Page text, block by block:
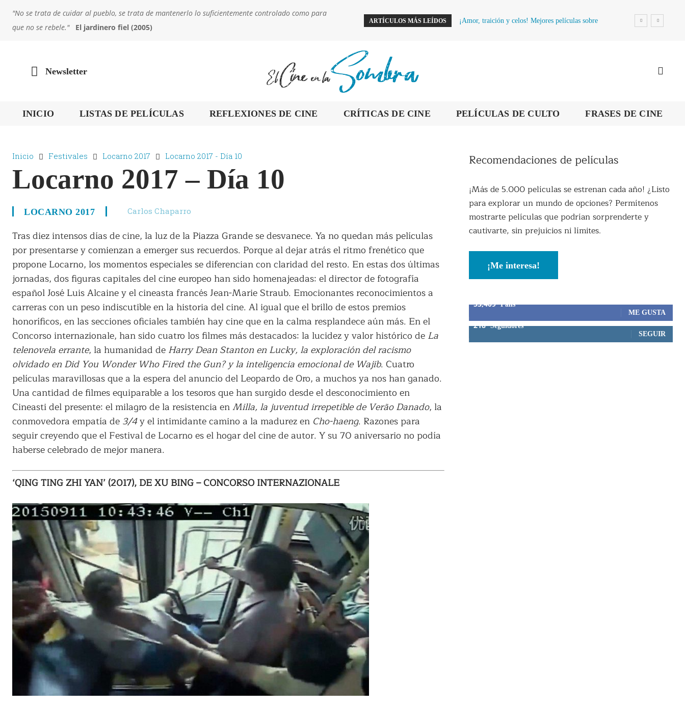
"No se trata de cuidar al pueblo, se trata de mantenerlo lo suficientemente controlado como para
que no se rebele."
El jardinero fiel (2005)
ARTÍCULOS MÁS LEÍDOS
¡Amor, traición y celos! Mejores películas sobre
Newsletter
INICIO LISTAS DE PELÍCULAS REFLEXIONES DE CINE CRÍTICAS DE CINE PELÍCULAS DE CULTO FRASES DE CINE
Inicio Festivales Locarno 2017 Locarno 2017 - Día 10
Locarno 2017 – Día 10
LOCARNO 2017 Carlos Chaparro
Tras diez intensos días de cine, la luz de la Piazza Grande se desvanece. Ya no quedan más películas
por presentarse y comienzan a emerger sus recuerdos. Porque al dejar atrás el ritmo frenético que
propone Locarno, los momentos especiales se diferencian con claridad del resto. En estas dos últimas
jornadas, dos figuras capitales del cine europeo han sido homenajeadas: el director de fotografía
español José Luis Alcaine y el cineasta francés Jean-Marie Straub. Emocionantes reconocimientos a
carreras con un peso indiscutible en la historia del cine. Al igual que el brillo de estos premios
honoríficos, en las secciones oficiales también hay cine que en la calma resplandece aún más. En el
Concorso internazionale, han sido cuatro los filmes más destacados: la lucidez y valor histórico de La
telenovela errante, la humanidad de Harry Dean Stanton en Lucky, la exploración del racismo
olvidado en Did You Wonder Who Fired the Gun? y la inteligencia emocional de Wajib. Cuatro
películas maravillosas que a la espera del anuncio del Leopardo de Oro, a muchos ya nos han ganado.
Una cantidad de filmes equiparable a los tesoros que han surgido desde el desconocimiento en
Cineasti del presente: el milagro de la resistencia enMilla, la juventud irrepetible de Verão Danado, la
conmovedora empatía de 3/4y el intimidante camino a la madurez en Cho-haeng. Razones para
seguir creyendo que el Festival de Locarno es el hogar del cine de autor. Y su 70 aniversario no podía
haberse celebrado de mejor manera.
‘QING TING ZHI YAN’ (2017), DE XU BING – CONCORSO INTERNAZIONALE
Recomendaciones de películas
¡Más de 5.000 películas se estrenan cada año! ¿Listo
para explorar un mundo de opciones? Permítenos
mostrarte películas que podrían sorprenderte y
cautivarte, sin prejuicios ni límites.
¡Me interesa!
53,409 Fans
ME GUSTA
218 Seguidores
SEGUIR